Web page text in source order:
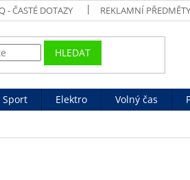
- ČASTÉ DOTAZY REKLAMNÍ PŘEDMĚTY
HLEDAT
Sport Elektro Volný čas